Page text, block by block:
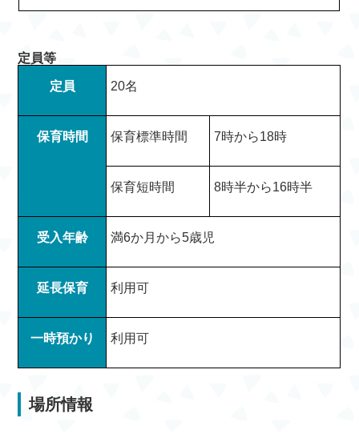
定員等
定員 20名
保育時間 保育標準時間 7時から18時
保育短時間 8時半から16時半
受入年齢 満6か月から5歳児
延長保育 利用可
一時預かり 利用可
場所情報